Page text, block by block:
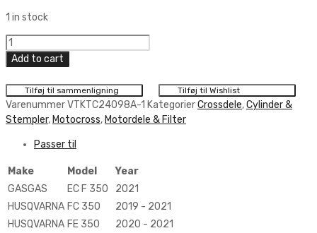
1 in stock
Vertex
Top
End
Piston
Kit
87,96mm
Replica
Add to cart
Tilføj til sammenligning Tilføj til Wishlist
VarenummerVTKTC24098A-1 KategorierCrossdele,Cylinder &
Stempler, Motocross, Motordele & Filter
Passer til
Make Model
Year
GASGAS
EC F 350
2021
HUSQVARNA FC 350
2019 - 2021
HUSQVARNA FE 350
2020 - 2021